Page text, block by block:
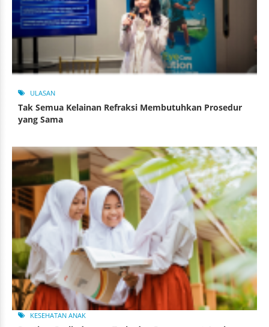
ULASAN
Tak Semua Kelainan Refraksi Membutuhkan Prosedur
yang Sama
KESEHATAN ANAK